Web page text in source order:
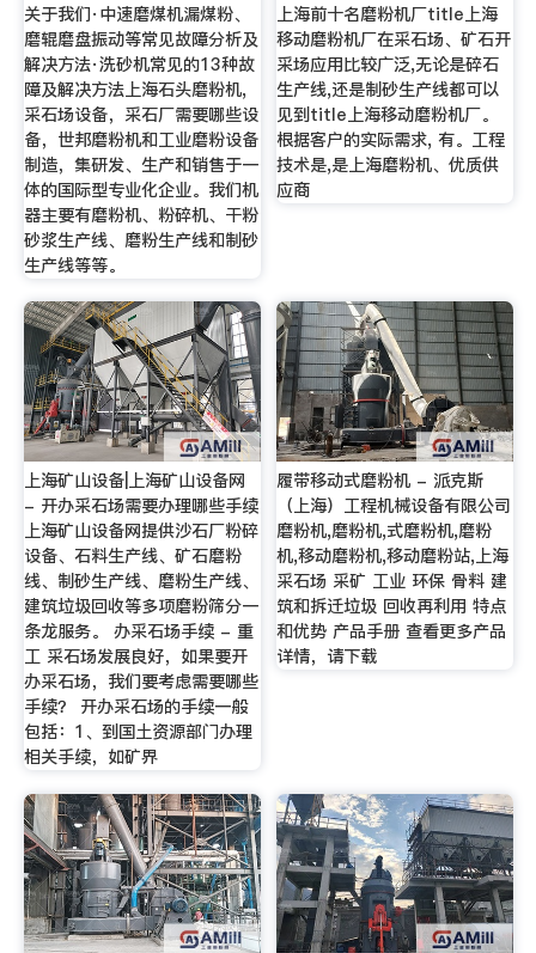
关于我们·中速磨煤机漏煤粉、
磨辊磨盘振动等常见故障分析及
解决方法·洗砂机常见的13种故
障及解决方法上海石头磨粉机,
采石场设备，采石厂需要哪些设
备，世邦磨粉机和工业磨粉设备
制造，集研发、生产和销售于一
体的国际型专业化企业。我们机
器主要有磨粉机、粉碎机、干粉
砂浆生产线、磨粉生产线和制砂
生产线等等。
上海前十名磨粉机厂title上海
移动磨粉机厂在采石场、矿石开
采场应用比较广泛,无论是碎石
生产线,还是制砂生产线都可以
见到title上海移动磨粉机厂。
根据客户的实际需求, 有。工程
技术是,是上海磨粉机、优质供
应商
上海矿山设备|上海矿山设备网
- 开办采石场需要办理哪些手续
上海矿山设备网提供沙石厂粉碎
设备、石料生产线、矿石磨粉
线、制砂生产线、磨粉生产线、
建筑垃圾回收等多项磨粉筛分一
条龙服务。 办采石场手续 - 重
工 采石场发展良好，如果要开
办采石场，我们要考虑需要哪些
手续？ 开办采石场的手续一般
包括：1、到国土资源部门办理
相关手续，如矿界
履带移动式磨粉机 - 派克斯
（上海）工程机械设备有限公司
磨粉机,磨粉机,式磨粉机,磨粉
机,移动磨粉机,移动磨粉站,上海
采石场 采矿 工业 环保 骨料 建
筑和拆迁垃圾 回收再利用 特点
和优势 产品手册 查看更多产品
详情，请下载